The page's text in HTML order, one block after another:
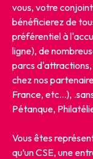
Chessy /
Je réserve mes
vous, votre
bénéficierez de
préférentiel à
ligne), de
parcs
chez nos
France, etc…),
Pétanque,
Vous êtes
qu’un CSE, une